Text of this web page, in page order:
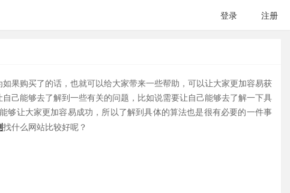
登录
注册
果购买了的话，也就可以给大家带来一些帮助，可以让大家更加容易获
己能够去了解到一些有关的问题，比如说需要让自己能够去了解一下具
够让大家更加容易成功，所以了解到具体的算法也是很有必要的一件事
找什么网站比较好呢？